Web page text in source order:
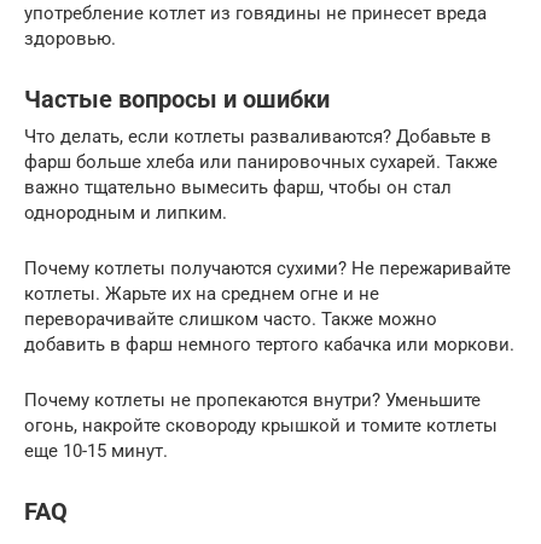
употребление котлет из говядины не принесет вреда
здоровью.
Частые вопросы и ошибки
Что делать, если котлеты разваливаются? Добавьте в
фарш больше хлеба или панировочных сухарей. Также
важно тщательно вымесить фарш, чтобы он стал
однородным и липким.
Почему котлеты получаются сухими? Не пережаривайте
котлеты. Жарьте их на среднем огне и не
переворачивайте слишком часто. Также можно
добавить в фарш немного тертого кабачка или моркови.
Почему котлеты не пропекаются внутри? Уменьшите
огонь, накройте сковороду крышкой и томите котлеты
еще 10-15 минут.
FAQ